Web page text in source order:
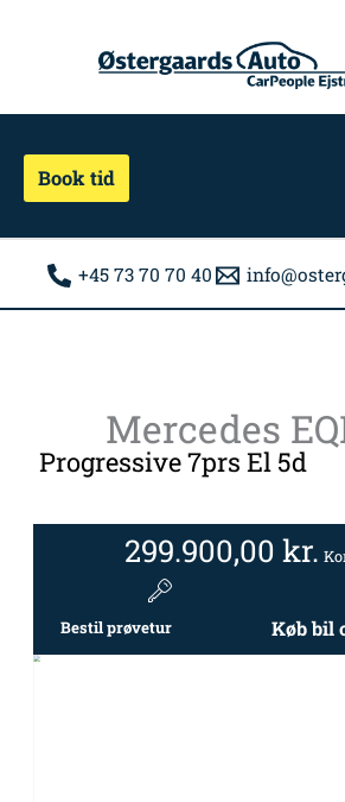
Book tid
+45 73 70 70 40
Mercedes
Progressive 7prs El 5d
299.900,00 kr.
Bestil prøvetur Køb bil